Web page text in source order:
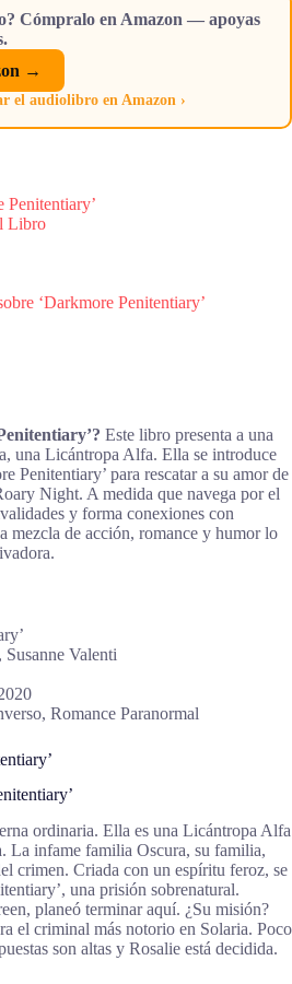
Cómpralo en Amazon — apoyas
→
el audiolibro en Amazon ›
Penitentiary’
Libro
‘Darkmore Penitentiary’
Este libro presenta a una
una Licántropa Alfa. Ella se introduce
Penitentiary’ para rescatar a su amor de
Night. A medida que navega por el
y forma conexiones con
mezcla de acción, romance y humor lo
Valenti
Romance Paranormal
ordinaria. Ella es una Licántropa Alfa
La infame familia Oscura, su familia,
crimen. Criada con un espíritu feroz, se
una prisión sobrenatural.
planeó terminar aquí. ¿Su misión?
el criminal más notorio en Solaria. Poco
son altas y Rosalie está decidida.